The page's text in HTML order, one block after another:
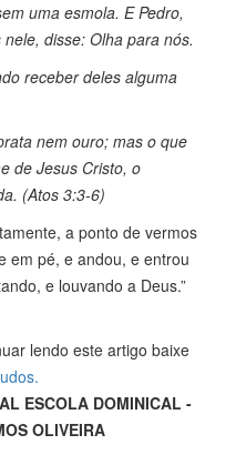
uma esmola. E Pedro,
disse: Olha para nós.
receber deles alguma
nem ouro; mas o que
de Jesus Cristo, o
(Atos 3:3-6)
a ponto de vermos
em pé, e andou, e entrou
e louvando a Deus.”
lendo este artigo baixe
ESCOLA DOMINICAL -
OLIVEIRA